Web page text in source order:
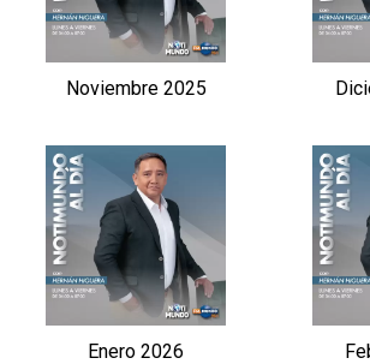
Noviembre 2025
Enero 2026